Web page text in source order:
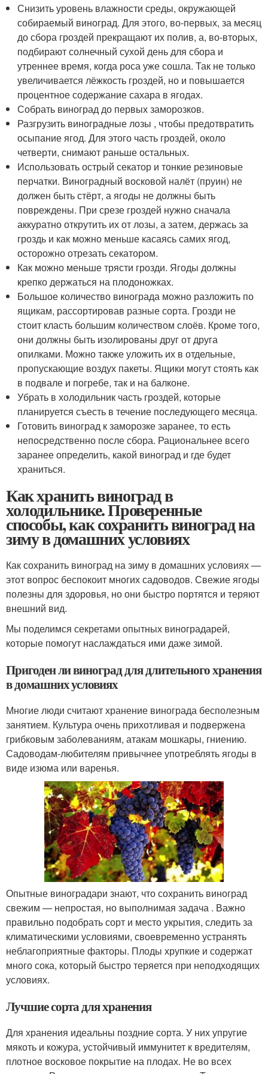
Снизить уровень влажности среды, окружающей
собираемый виноград. Для этого, во-первых, за месяц
до сбора гроздей прекращают их полив, а, во-вторых,
подбирают солнечный сухой день для сбора и
утреннее время, когда роса уже сошла. Так не только
увеличивается лёжкость гроздей, но и повышается
процентное содержание сахара в ягодах.
Собрать виноград до первых заморозков.
Разгрузить виноградные лозы , чтобы предотвратить
осыпание ягод. Для этого часть гроздей, около
четверти, снимают раньше остальных.
Использовать острый секатор и тонкие резиновые
перчатки. Виноградный восковой налёт (пруин) не
должен быть стёрт, а ягоды не должны быть
повреждены. При срезе гроздей нужно сначала
аккуратно открутить их от лозы, а затем, держась за
гроздь и как можно меньше касаясь самих ягод,
осторожно отрезать секатором.
Как можно меньше трясти грозди. Ягоды должны
крепко держаться на плодоножках.
Большое количество винограда можно разложить по
ящикам, рассортировав разные сорта. Грозди не
стоит класть большим количеством слоёв. Кроме того,
они должны быть изолированы друг от друга
опилками. Можно также уложить их в отдельные,
пропускающие воздух пакеты. Ящики могут стоять как
в подвале и погребе, так и на балконе.
Убрать в холодильник часть гроздей, которые
планируется съесть в течение последующего месяца.
Готовить виноград к заморозке заранее, то есть
непосредственно после сбора. Рациональнее всего
заранее определить, какой виноград и где будет
храниться.
Как хранить виноград в
холодильнике. Проверенные
способы, как сохранить виноград на
зиму в домашних условиях
Как сохранить виноград на зиму в домашних условиях —
этот вопрос беспокоит многих садоводов. Свежие ягоды
полезны для здоровья, но они быстро портятся и теряют
внешний вид.
Мы поделимся секретами опытных виноградарей,
которые помогут наслаждаться ими даже зимой.
Пригоден ли виноград для длительного хранения
в домашних условиях
Многие люди считают хранение винограда бесполезным
занятием. Культура очень прихотливая и подвержена
грибковым заболеваниям, атакам мошкары, гниению.
Садоводам-любителям привычнее употреблять ягоды в
виде изюма или варенья.
Опытные виноградари знают, что сохранить виноград
свежим — непростая, но выполнимая задача . Важно
правильно подобрать сорт и место укрытия, следить за
климатическими условиями, своевременно устранять
неблагоприятные факторы. Плоды хрупкие и содержат
много сока, который быстро теряется при неподходящих
условиях.
Лучшие сорта для хранения
Для хранения идеальны поздние сорта. У них упругие
мякоть и кожура, устойчивый иммунитет к вредителям,
плотное восковое покрытие на плодах. Не во всех